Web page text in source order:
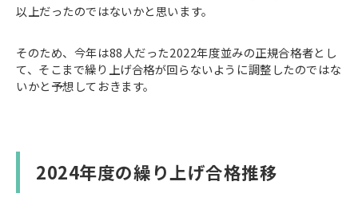
以上だったのではないかと思います。
そのため、今年は88人だった2022年度並みの正規合格者とし
て、そこまで繰り上げ合格が回らないように調整したのではな
いかと予想しておきます。
2024年度の繰り上げ合格推移